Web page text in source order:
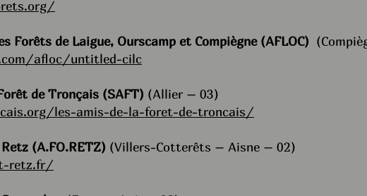
Forêts de Laigue, Ourscamp et Compiègne (AFLOC)
afloc/untitled-cilc
de Tronçais (SAFT) (Allier – 03)
les-amis-de-la-foret-de-troncais/
(A.FO.RETZ) (Villers-Cotterêts – Aisne – 02)
retz.fr/